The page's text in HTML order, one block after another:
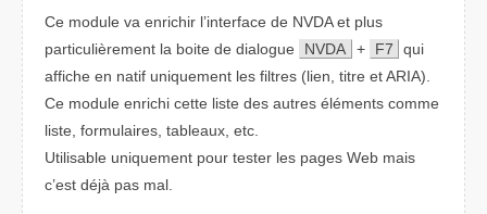
Ce module va enrichir l’interface de NVDA et plus
particulièrement la boite de dialogue
NVDA + F7
qui
affiche en natif uniquement les filtres (lien, titre et ARIA).
Ce module enrichi cette liste des autres éléments comme
liste, formulaires, tableaux, etc.
Utilisable uniquement pour tester les pages Web mais
c’est déjà pas mal.